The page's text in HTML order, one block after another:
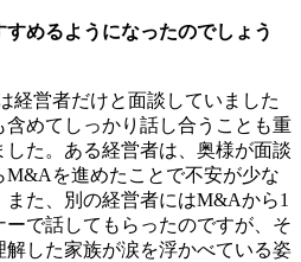
めるようになったのでしょう
経営者だけと面談していました
めてしっかり話し合うことも重
た。ある経営者は、奥様が面談
M&Aを進めたことで不安が少な
た、別の経営者にはM&Aから1
で話してもらったのですが、そ
した家族が涙を浮かべている姿